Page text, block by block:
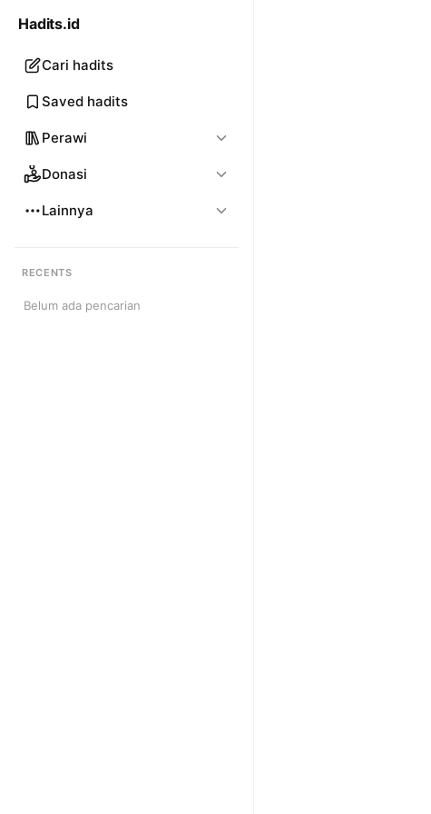
Hadits.id
Cari hadits
Saved hadits
Perawi
Donasi
Lainnya
RECENTS
Belum ada pencarian